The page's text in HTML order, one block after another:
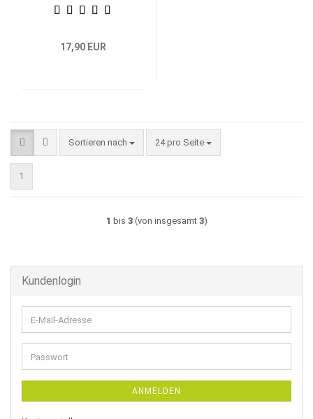
17,90 EUR
Sortieren nach
Sortieren nach 24 pro Seite
pro Seite
1
1 bis 3(von insgesamt 3)
Kundenlogin
E-
Mail-
Adresse
Passwort
ANMELDEN